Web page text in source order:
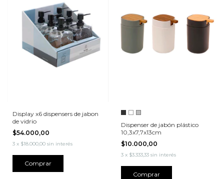
Display x6 dispensers de jabon
de vidrio
$54.000,00
3 x $18.000,00 sin interés
Dispenser de jabón plástico
10,3x7,7x13cm
$10.000,00
3 x $3.333,33 sin interés
Comprar